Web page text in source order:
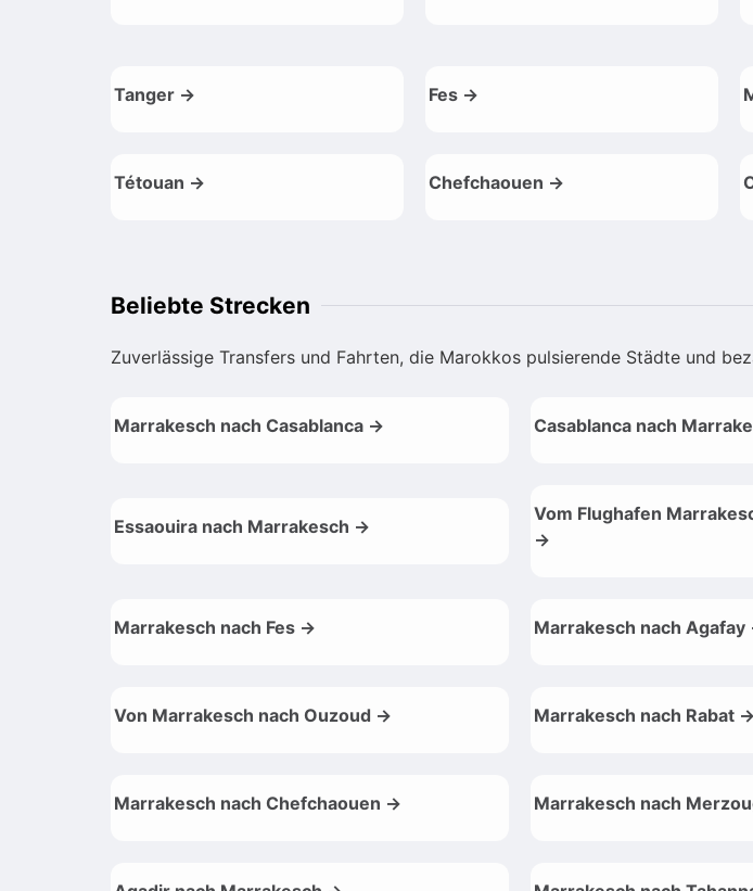
Tanger → Fes →
Tétouan → Chefchaouen →
Beliebte Strecken
Zuverlässige Transfers und Fahrten, die Marokkos pulsierende Städte und
Marrakesch nach Casablanca → Casablanca nach
Essaouira nach Marrakesch →
Vom Flughafen
→
Marrakesch nach Fes → Marrakesch nach Agafay
Von Marrakesch nach Ouzoud → Marrakesch nach Rabat →
Marrakesch nach Chefchaouen → Marrakesch nach